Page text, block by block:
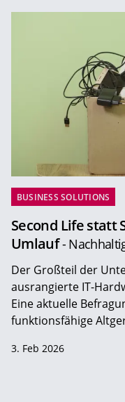
BUSINESS SOLUTIONS
Second Life statt
Umlauf-
Der Großteil der
ausrangierte IT-
Eine aktuelle
funktionsfähige
3. Feb 2026